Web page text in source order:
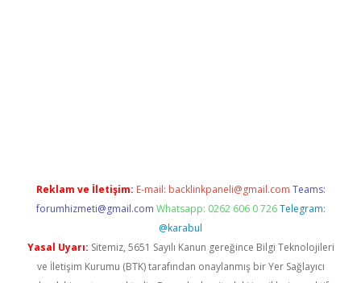
Reklam ve İletişim: E-mail: backlinkpaneli@gmail.com Teams:
forumhizmeti@gmail.com Whatsapp: 0262 606 0 726 Telegram:
@karabul
Yasal Uyarı: Sitemiz, 5651 Sayılı Kanun gereğince Bilgi Teknolojileri
ve İletişim Kurumu (BTK) tarafından onaylanmış bir Yer Sağlayıcı